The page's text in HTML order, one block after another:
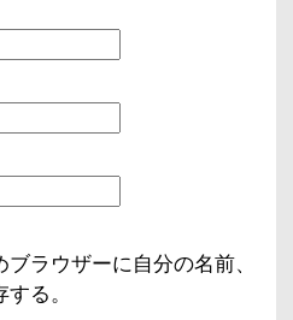
ラウザーに自分の名前、
る。